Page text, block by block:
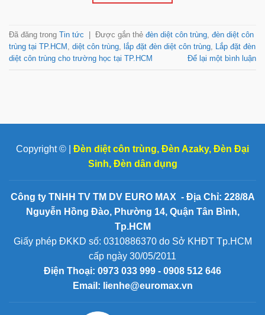
Đã đăng trong Tin tức Được gắn thẻ đèn diệt côn trùng đèn diệt côn
trùng tại TP.HCM
diệt côn trùng lắp đặt đèn diệt côn trùng
Lắp đặt đèn
diệt côn trùng cho trường học tại TP.HCM
Để lại một bình luận
Copyright © | Đèn diệt côn trùng, Đèn Azaky, Đèn Đại
Sinh, Đèn dân dụng
Công ty TNHH TV TM DV EURO MAX - Địa Chỉ: 228/8A
Nguyễn Hồng Đào, Phường 14, Quận Tân Bình,
Tp.HCM
Giấy phép ĐKKD số: 0310886370 do Sở KHĐT Tp.HCM
cấp ngày 30/05/2011
Điện Thoại: 0973 033 999 - 0908 512 646
Email: lienhe@euromax.vn